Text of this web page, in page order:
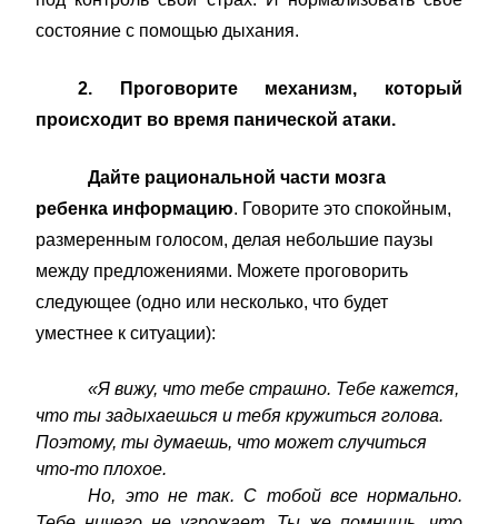
состояние с помощью дыхания.
2. Проговорите механизм, который
происходит во время панической атаки.
Дайте рациональной части мозга
ребенка информацию. Говорите это спокойным,
размеренным голосом, делая небольшие паузы
между предложениями. Можете проговорить
следующее (одно или несколько, что будет
уместнее к ситуации):
«Я вижу, что тебе страшно. Тебе кажется,
что ты задыхаешься и тебя кружиться голова.
Поэтому, ты думаешь, что может случиться
что-то плохое.
Но, это не так. С тобой все нормально.